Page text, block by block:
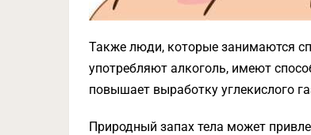
Также люди, которые занимаются
употребляют алкоголь, имеют
повышает выработку углекислого
Природный запах тела может